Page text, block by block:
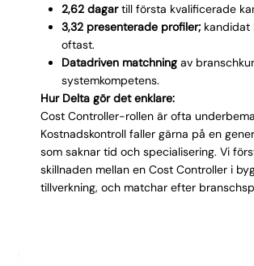
2,62 dagartill första kvalificerade
3,32 presenterade profiler;kandidat
oftast.
Datadriven matchningav
systemkompetens.
Hur Delta gör det enklare:
Cost Controller-rollen är ofta
Kostnadskontroll faller gärna på en
som saknar tid och specialisering. Vi
skillnaden mellan en Cost Controller i
tillverkning, och matchar efter